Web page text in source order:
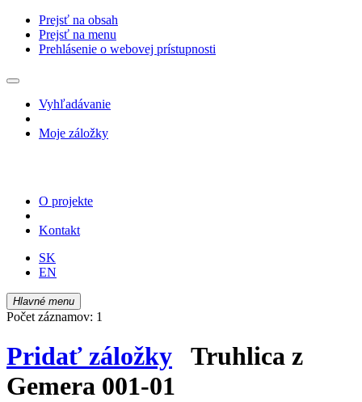
Prejsť na obsah
Prejsť na menu
Prehlásenie o webovej prístupnosti
Vyhľadávanie
Moje záložky
O projekte
Kontakt
SK
EN
Hlavné menu
Počet záznamov: 1
Pridať záložky Truhlica z
Gemera 001-01